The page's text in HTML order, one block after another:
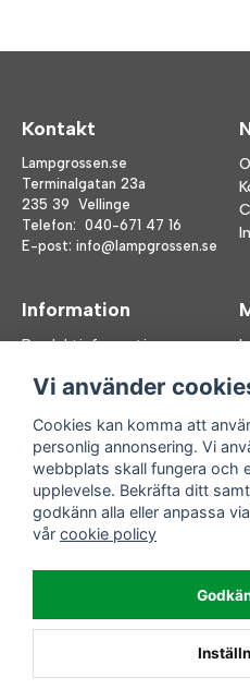
Kontakt
Lampgrossen.se
Terminalgatan 23a
235 39 Vellinge
Telefon: 040-671 47 16
E-post: info@lampgrossen.se
Information
Produktinformation
FAQ
Följ oss
Facebook
Instagram
Enkla leveranser
Vi använder
Cookies kan komma att
personlig annonsering. Vi
webbplats skall fungera och
upplevelse. Bekräfta ditt
godkänn alla eller anpassa
vår cookie policy